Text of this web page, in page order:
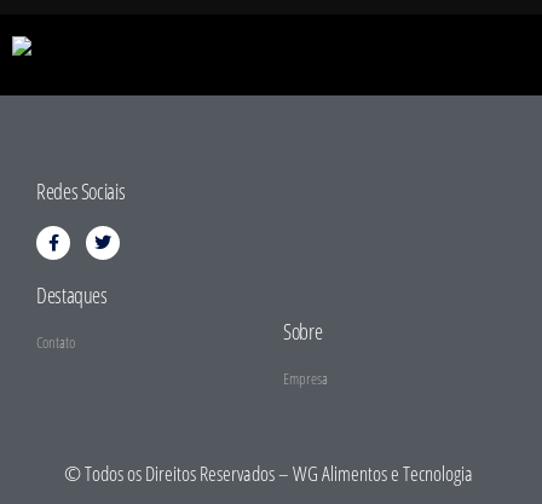
Redes Sociais
Destaques
Contato Sobre
Empresa
© Todos os Direitos Reservados – WG Alimentos e Tecnologia